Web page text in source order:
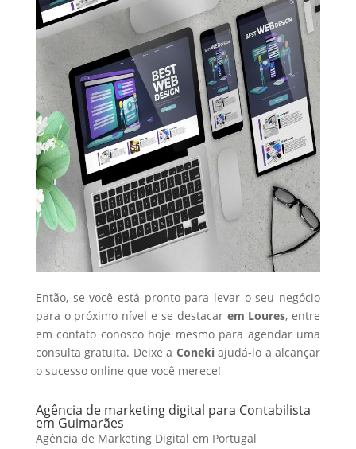
Então, se você está pronto para levar o seu negócio
para o próximo nível e se destacar em Loures, entre
em contato conosco hoje mesmo para agendar uma
consulta gratuita. Deixe a Conekiajudá-lo a alcançar
o sucesso online que você merece!
Agência de marketing digital para Contabilista
em Guimarães
Agência de Marketing Digital em Portugal